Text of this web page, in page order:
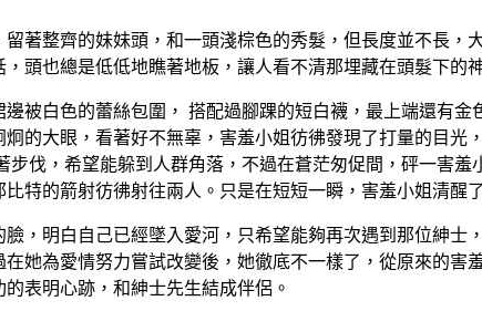
著整齊的妹妹頭，和一頭淺棕色的秀髮，但長度並不長，
頭也總是低低地瞧著地板，讓人看不清那埋藏在頭髮下的
被白色的蕾絲包圍， 搭配過腳踝的短白襪，最上端還有
的大眼，看著好不無辜，害羞小姐彷彿發現了打量的目
伐，希望能躲到人群角落，不過在蒼茫匆促間，砰一害
特的箭射彷彿射往兩人。只是在短短一瞬，害羞小姐清
，明白自己已經墜入愛河，只希望能夠再次遇到那位紳士
她為愛情努力嘗試改變後，她徹底不一樣了，從原來的
表明心跡，和紳士先生結成伴侶。